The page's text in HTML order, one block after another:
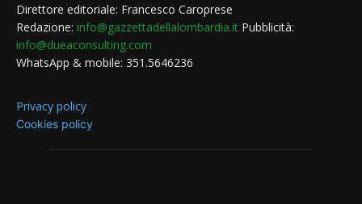
Direttore editoriale: Francesco Caroprese
Redazione: info@gazzettadellalombardia.it Pubblicità:
info@dueaconsulting.com
WhatsApp & mobile: 351.5646236
Privacy policy
Cookies policy